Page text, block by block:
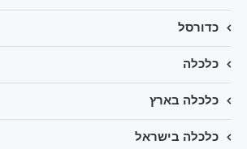
כדורסל
כלכלה
כלכלה בארץ
כלכלה בישראל